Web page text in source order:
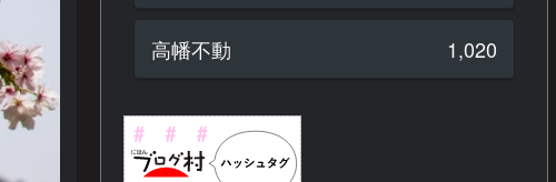
高幡不動 1,020